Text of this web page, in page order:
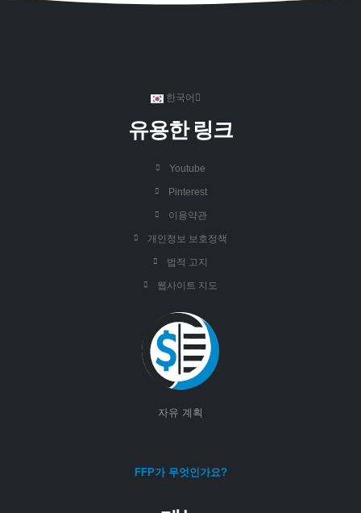
한국어
유용한 링크
Youtube
Pinterest
이용약관
개인정보 보호정책
법적 고지
웹사이트 지도
자유 계획
FFP가 무엇인가요?